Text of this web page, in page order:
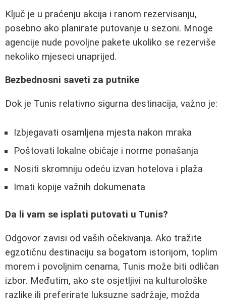
Ključ je u praćenju akcija i ranom rezervisanju,
posebno ako planirate putovanje u sezoni. Mnoge
agencije nude povoljne pakete ukoliko se rezerviše
nekoliko mjeseci unaprijed.
Bezbednosni saveti za putnike
Dok je Tunis relativno sigurna destinacija, važno je:
Izbjegavati osamljena mjesta nakon mraka
Poštovati lokalne običaje i norme ponašanja
Nositi skromniju odeću izvan hotelova i plaža
Imati kopije važnih dokumenata
Da li vam se isplati putovati u Tunis?
Odgovor zavisi od vaših očekivanja. Ako tražite
egzotičnu destinaciju sa bogatom istorijom, toplim
morem i povoljnim cenama, Tunis može biti odličan
izbor. Međutim, ako ste osjetljivi na kulturološke
razlike ili preferirate luksuzne sadržaje, možda